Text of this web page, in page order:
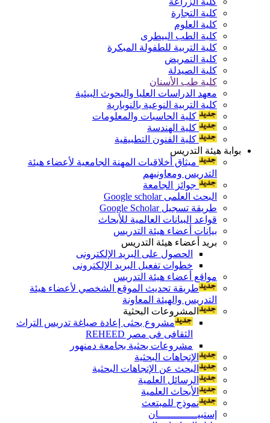
كلية التجارة
كلية العلوم
كلية الطب البيطرى
كلية التربية للطفولة المبكرة
كلية التمريض
كلية الصيدلة
كلية طب الأسنان
معهد الدراسات العليا والبحوث البيئية
كلية التربية النوعية بالنوبارية
كلية الحاسبات والمعلومات
كلية الهندسة
كلية الفنون التطبيقية
بوابة هيئة التدريس
ميثاق أخلاقيات المهنة الجامعية لأعضاء هيئة
التدريس ومعاونيهم
جوائز الجامعة
البحث العلمى Google scholar
طريقة تسجيل Google Scholar
قواعد البيانات العالمية للأبحاث
بيانات أعضاء هيئة التدريس
بريد أعضاء هيئة التدريس
الحصول على البريد الإلكترونى
خطوات تفعيل البريد الإلكترونى
مواقع أعضاء هيئة التدريس
طريقة تحديث الموقع الشخصي لأعضاء هيئة
التدريس والهيئة المعاونة
المشروعات البحثية
مشروع بحثى إعادة صياغة تدريس التراث
الثقافى فى مصر REHEED
مشروعات بحثية بجامعة دمنهور
الإتجاهات البحثية
البحث عن الإتجاهات البحثية
الرسائل العلمية
الأبحاث العلمية
نموذج للمبتعث
إستبيـــــــــــــان